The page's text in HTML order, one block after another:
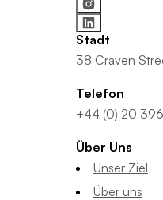
Stadt
38 Craven
Telefon
+44 (0) 20
Über Uns
Unser Ziel
Über uns